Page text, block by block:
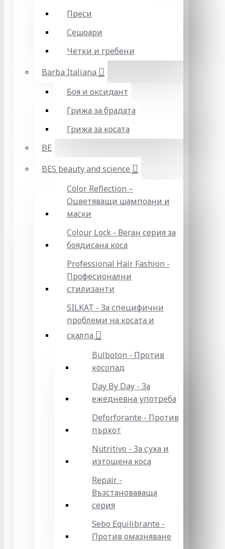
Преси
Сешоари
Четки и гребени
Barba Italiana
Боя и оксидант
Грижа за брадата
Грижа за косата
BE
BES beauty and science
Color Reflection –
Оцветяващи шампоани и
маски
Colour Lock - Веган серия за
боядисана коса
Professional Hair Fashion -
Професионални
стилизанти
SILKAT - За специфични
проблеми на косата и
скалпа
Bulboton - Против
косопад
Day By Day - За
ежедневна употреба
Deforforante - Против
пърхот
Nutritivo - За суха и
изтощена коса
Repair -
Възстановаваща
серия
Sebo Equilibrante -
Против омазняване